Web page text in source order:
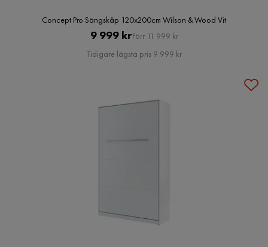
Concept Pro Sängskåp 120x200cm Wilson & Wood Vit
Pris
9 999 krOriginal
Pris
Förr 11 999 kr
Tidigare lägsta pris 9 999 kr